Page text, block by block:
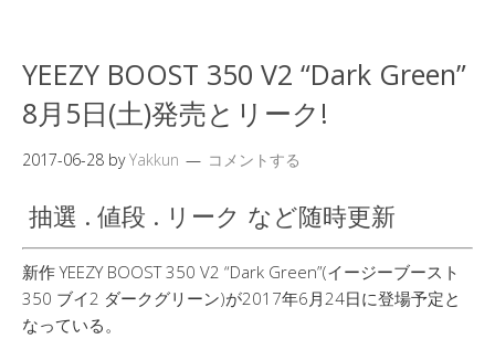
YEEZY BOOST 350 V2 “Dark Green”
8月5日(土)発売とリーク!
2017-06-28 byYakkun コメントする
抽選 . 値段 . リーク など随時更新
新作 YEEZY BOOST 350 V2 “Dark Green”(イージーブースト
350 ブイ2 ダークグリーン)が2017年6月24日に登場予定と
なっている。